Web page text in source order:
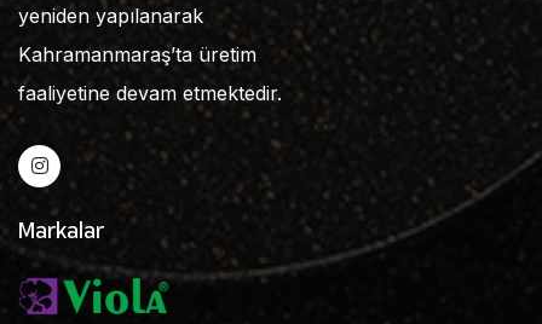
yeniden yapılanarak
Kahramanmaraş’ta üretim
faaliyetine devam etmektedir.
Markalar